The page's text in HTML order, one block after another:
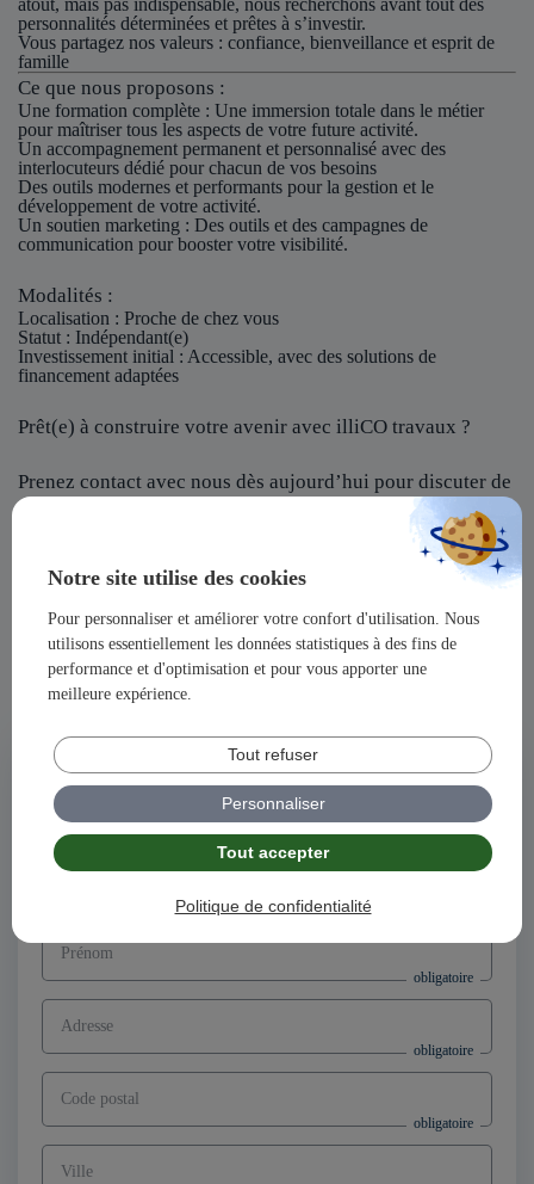
Notre site utilise des cookies
Pour personnaliser et améliorer votre confort d'utilisation. Nous
utilisons essentiellement les données statistiques à des fins de
performance et d'optimisation et pour vous apporter une
meilleure expérience.
Tout accepter
Tout refuser
Personnaliser
Politique de confidentialité
atout, mais pas indispensable, nous recherchons avant tout des
personnalités déterminées et prêtes à s’investir.
Vous partagez nos valeurs : confiance, bienveillance et esprit de
famille
Ce que nous proposons :
Une formation complète : Une immersion totale dans le métier
pour maîtriser tous les aspects de votre future activité.
Un accompagnement permanent et personnalisé avec des
interlocuteurs dédié pour chacun de vos besoins
Des outils modernes et performants pour la gestion et le
développement de votre activité.
Un soutien marketing : Des outils et des campagnes de
communication pour booster votre visibilité.
Modalités :
Localisation : Proche de chez vous
Statut : Indépendant(e)
Investissement initial : Accessible, avec des solutions de
financement adaptées
Prêt(e) à construire votre avenir avec illiCO travaux ?
Prenez contact avec nous dès aujourd’hui pour discuter de
votre projet et rejoindre notre réseau !
illiCO travaux vous offre l’opportunité de devenir un
acteur majeur dans un secteur dynamique et en pleine
expansion !
Ensemble, construisons votre avenir et votre succès avec
illiCO travaux !
Postuler à l'offre
Directeur d’agence franchisé F/H,
secteur Lodève (34)
Prénom
Adresse
Code postal
Ville